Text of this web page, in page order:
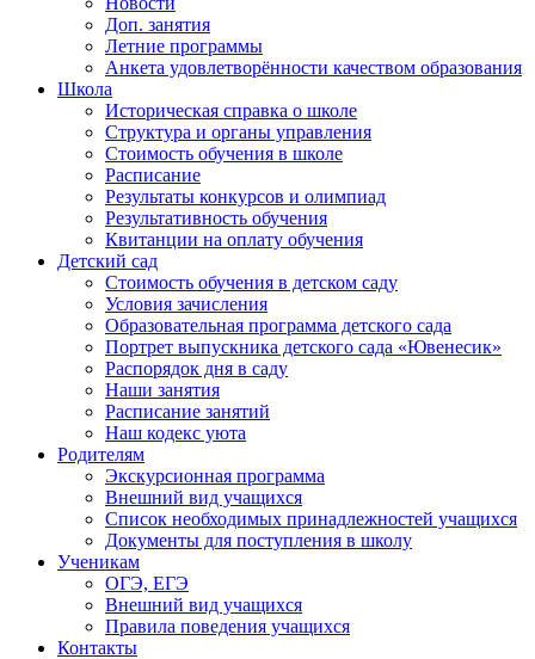
Доп. занятия
Летние программы
Анкета удовлетворённости качеством образования
Школа
Историческая справка о школе
Структура и органы управления
Стоимость обучения в школе
Расписание
Результаты конкурсов и олимпиад
Результативность обучения
Квитанции на оплату обучения
Детский сад
Стоимость обучения в детском саду
Условия зачисления
Образовательная программа детского сада
Портрет выпускника детского сада «Ювенесик»
Распорядок дня в саду
Наши занятия
Расписание занятий
Наш кодекс уюта
Родителям
Экскурсионная программа
Внешний вид учащихся
Список необходимых принадлежностей учащихся
Документы для поступления в школу
Ученикам
ОГЭ, ЕГЭ
Внешний вид учащихся
Правила поведения учащихся
Контакты